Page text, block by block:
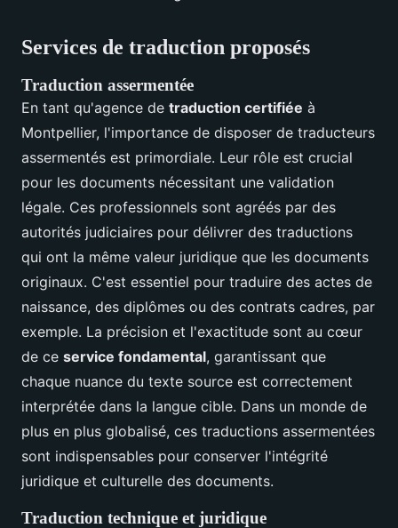
Services de traduction proposés
Traduction assermentée
En tant qu'agence de traduction certifiée à
Montpellier, l'importance de disposer de traducteurs
assermentés est primordiale. Leur rôle est crucial
pour les documents nécessitant une validation
légale. Ces professionnels sont agréés par des
autorités judiciaires pour délivrer des traductions
qui ont la même valeur juridique que les documents
originaux. C'est essentiel pour traduire des actes de
naissance, des diplômes ou des contrats cadres, par
exemple. La précision et l'exactitude sont au cœur
de ce service fondamental, garantissant que
chaque nuance du texte source est correctement
interprétée dans la langue cible. Dans un monde de
plus en plus globalisé, ces traductions assermentées
sont indispensables pour conserver l'intégrité
juridique et culturelle des documents.
Traduction technique et juridique